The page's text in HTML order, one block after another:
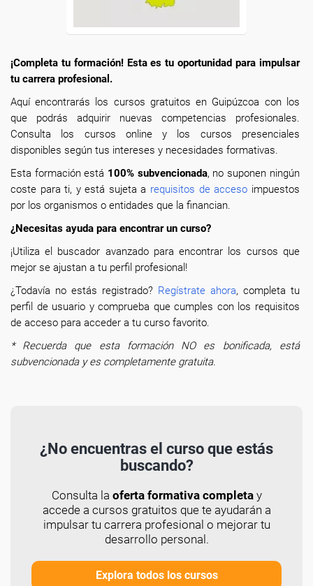
¡Completa tu formación! Esta es tu oportunidad para impulsar
tu carrera profesional.
Aquí encontrarás los cursos gratuitos en Guipúzcoa con los
que podrás adquirir nuevas competencias profesionales.
Consulta los cursos online y los cursos presenciales
disponibles según tus intereses y necesidades formativas.
Esta formación está 100% subvencionada, no suponen ningún
coste para ti, y está sujeta a requisitos de acceso impuestos
por los organismos o entidades que la financian.
¿Necesitas ayuda para encontrar un curso?
¡Utiliza el buscador avanzado para encontrar los cursos que
mejor se ajustan a tu perfil profesional!
¿Todavía no estás registrado? Regístrate ahora, completa tu
perfil de usuario y comprueba que cumples con los requisitos
de acceso para acceder a tu curso favorito.
* Recuerda que esta formación NO es bonificada, está
subvencionada y es completamente gratuita.
¿No encuentras el curso que estás
buscando?
Consulta la oferta formativa completay
accede a cursos gratuitos que te ayudarán a
impulsar tu carrera profesional o mejorar tu
desarrollo personal.
Explora todos los cursos